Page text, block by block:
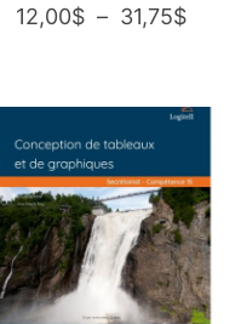
12,00$ – 31,75$Plage